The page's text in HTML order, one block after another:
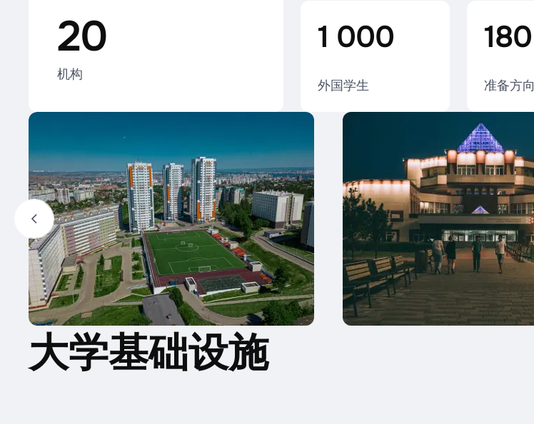
20
机构
1 000
外国学生
180
准备方向
大学基础设施